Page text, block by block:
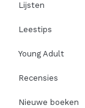
Lijsten
Leestips
Young Adult
Recensies
Nieuwe boeken